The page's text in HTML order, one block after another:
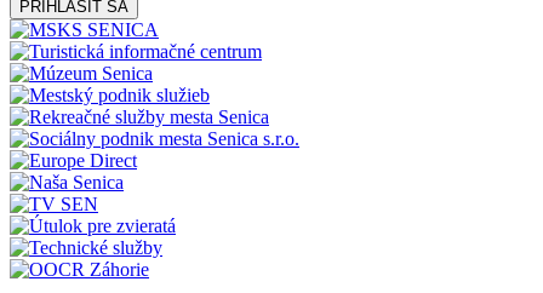
PRIHLÁSIŤ SA